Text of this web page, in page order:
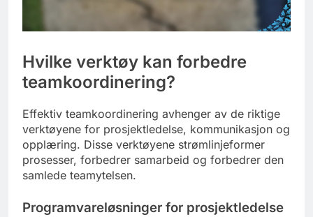
Hvilke verktøy kan forbedre
teamkoordinering?
Effektiv teamkoordinering avhenger av de riktige
verktøyene for prosjektledelse, kommunikasjon og
opplæring. Disse verktøyene strømlinjeformer
prosesser, forbedrer samarbeid og forbedrer den
samlede teamytelsen.
Programvareløsninger for prosjektledelse